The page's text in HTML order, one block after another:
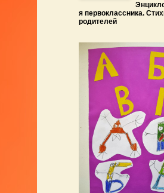
я первоклассника.
родителей